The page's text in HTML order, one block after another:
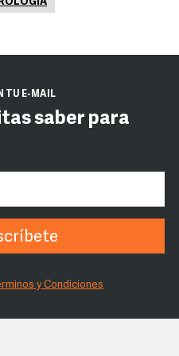
TU E-MAIL
saber para
y Condiciones